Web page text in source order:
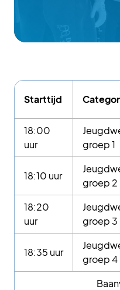
Starttijd
18:00
uur
groep 1
18:10 uur
groep 2
18:20
uur
groep 3
18:35 uur
groep 4